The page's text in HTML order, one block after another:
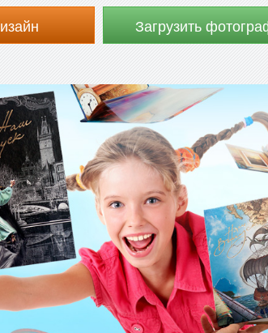
Загрузить